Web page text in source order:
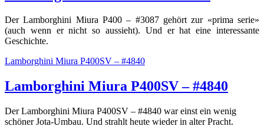
Der Lamborghini Miura P400 – #3087 gehört zur «prima serie»
(auch wenn er nicht so aussieht). Und er hat eine interessante
Geschichte.
Lamborghini Miura P400SV – #4840
Lamborghini Miura P400SV – #4840
Der Lamborghini Miura P400SV – #4840 war einst ein wenig
schöner Jota-Umbau. Und strahlt heute wieder in alter Pracht.